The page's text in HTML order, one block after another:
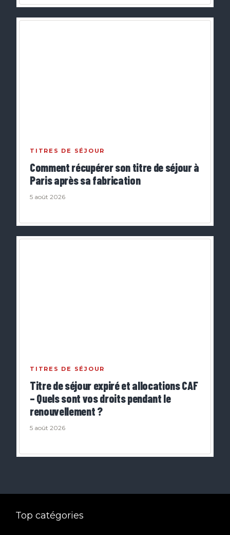
TITRES DE SÉJOUR
Comment récupérer son titre de séjour à
Paris après sa fabrication
5 août 2026
TITRES DE SÉJOUR
Titre de séjour expiré et allocations CAF
– Quels sont vos droits pendant le
renouvellement ?
5 août 2026
Top catégories